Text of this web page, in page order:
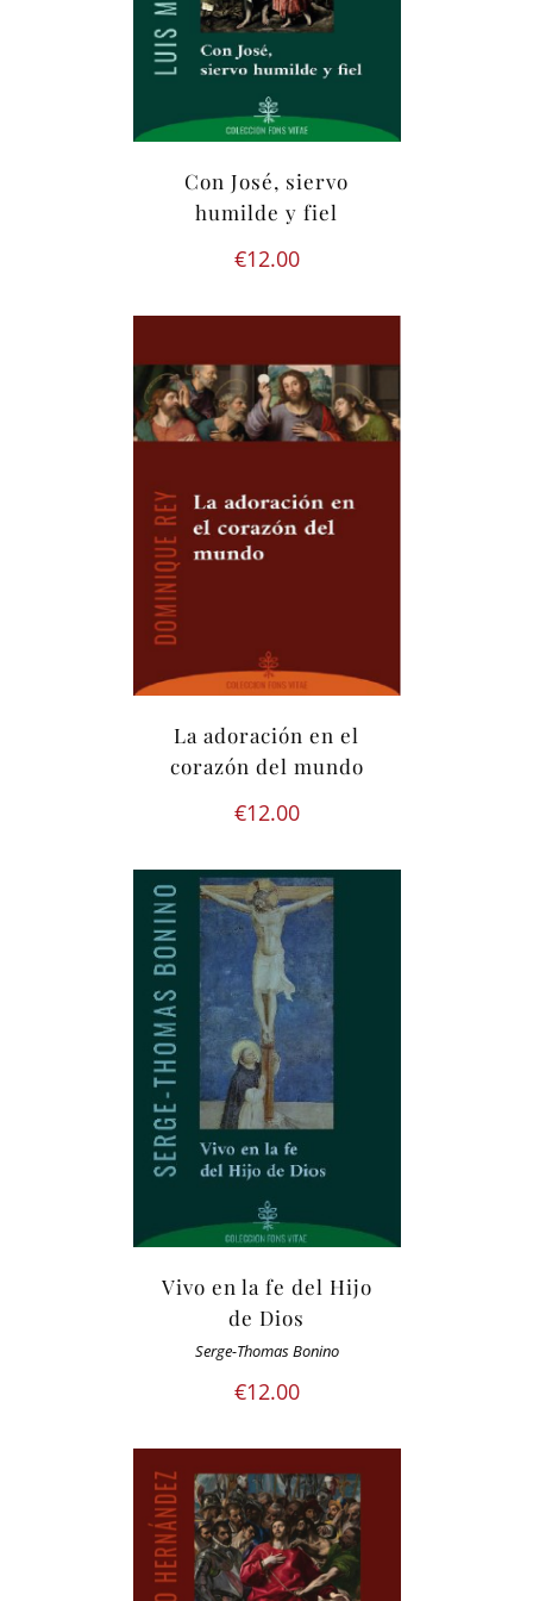
Con José, siervo
humilde y fiel
€12.00
La adoración en el
corazón del mundo
€12.00
Vivo en la fe del Hijo
de Dios
Serge-Thomas Bonino
€12.00